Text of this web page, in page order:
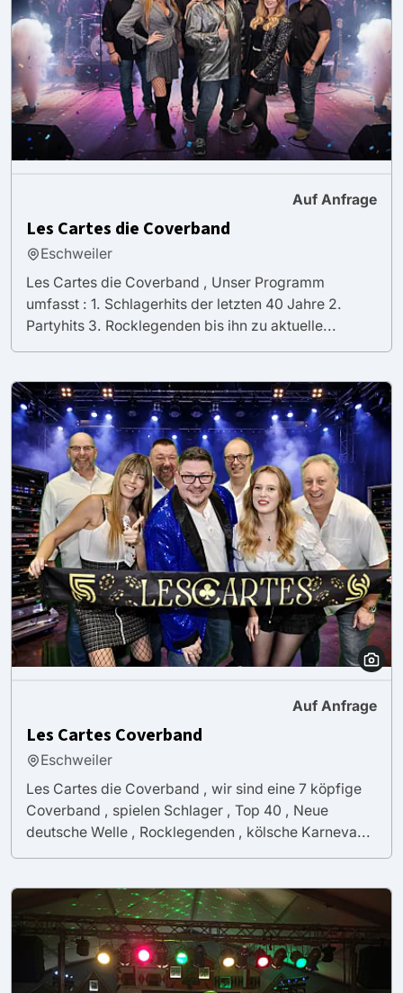
Auf Anfrage
Les Cartes die Coverband
Eschweiler
Les Cartes die Coverband , Unser Programm
umfasst : 1. Schlagerhits der letzten 40 Jahre 2.
Partyhits 3. Rocklegenden bis ihn zu aktuelle...
Auf Anfrage
Les Cartes Coverband
Eschweiler
Les Cartes die Coverband , wir sind eine 7 köpfige
Coverband , spielen Schlager , Top 40 , Neue
deutsche Welle , Rocklegenden , kölsche Karneva...